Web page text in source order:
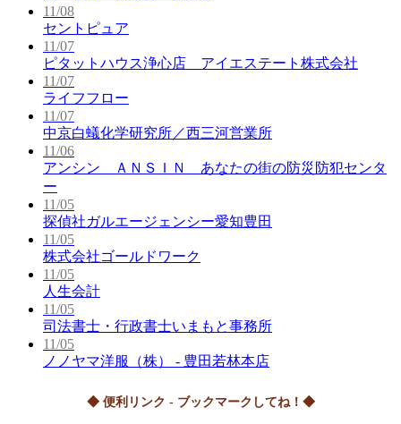
11/08
セントピュア
11/07
ピタットハウス浄心店 アイエステート株式会社
11/07
ライフフロー
11/07
中京白蟻化学研究所／西三河営業所
11/06
アンシン ＡＮＳＩＮ あなたの街の防災防犯センタ
ー
11/05
探偵社ガルエージェンシー愛知豊田
11/05
株式会社ゴールドワーク
11/05
人生会計
11/05
司法書士・行政書士いまもと事務所
11/05
ノノヤマ洋服（株） - 豊田若林本店
◆ 便利リンク - ブックマークしてね！◆